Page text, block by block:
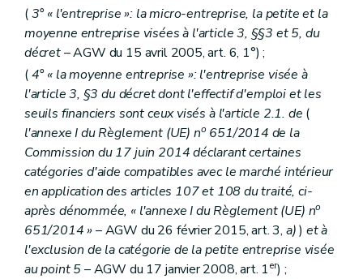
(3° « l'entreprise »: la micro-entreprise, la petite et la
moyenne entreprise visées à l'article 3, §§3 et 5, du
décret– AGW du 15 avril 2005, art. 6, 1°) ;
(4° « la moyenne entreprise »: l'entreprise visée à
l'article 3, §3 du décret dont l'effectif d'emploi et les
seuils financiers sont ceux visés à l'article 2.1. de (
l'annexe I du Règlement (UE) no 651/2014 de la
Commission du 17 juin 2014 déclarant certaines
catégories d'aide compatibles avec le marché intérieur
en application des articles 107 et 108 du traité, ci-
après dénommée, « l'annexe I du Règlement (UE) no
651/2014 »– AGW du 26 février 2015, art. 3, a))et à
l'exclusion de la catégorie de la petite entreprise visée
au point 5– AGW du 17 janvier 2008, art. 1er) ;